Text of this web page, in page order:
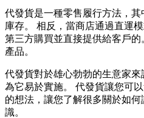
代發貨是一種零售履行方法，
庫存。 相反，當商店通過直運
第三方購買並直接提供給客戶
產品。
代發貨對於雄心勃勃的生意家來
為它易於實施。 代發貨讓您可
的想法，讓您了解很多關於如
識。